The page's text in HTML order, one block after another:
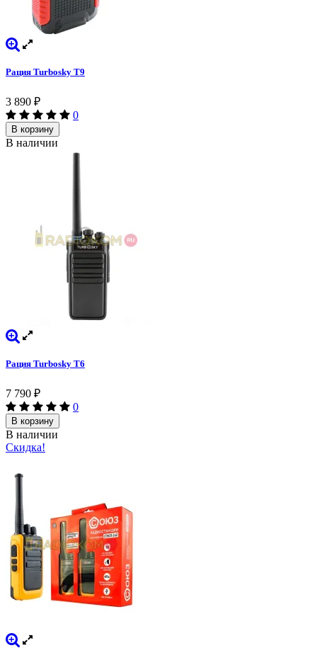
Рация Turbosky T9
3 890 ₽
0
В корзину
В наличии
Рация Turbosky T6
7 790 ₽
0
В корзину
В наличии
Скидка!